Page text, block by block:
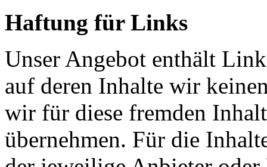
Haftung für Links
Unser Angebot enthält
auf deren Inhalte wir
wir für diese fremden
übernehmen. Für die